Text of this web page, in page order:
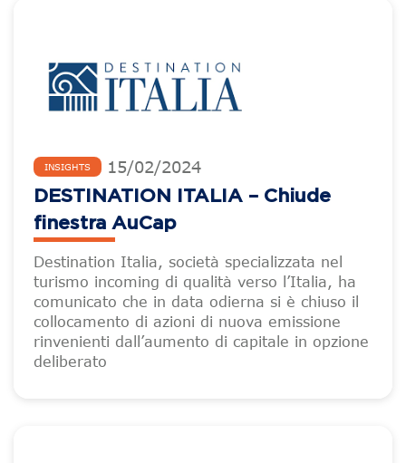
INSIGHTS 15/02/2024
DESTINATION ITALIA – Chiude
finestra AuCap
Destination Italia, società specializzata nel
turismo incoming di qualità verso l’Italia, ha
comunicato che in data odierna si è chiuso il
collocamento di azioni di nuova emissione
rinvenienti dall’aumento di capitale in opzione
deliberato